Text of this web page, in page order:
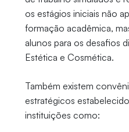
os estágios iniciais não
formação acadêmica,
alunos para os desafios
Estética e Cosmética.
Também existem
estratégicos
instituições como: